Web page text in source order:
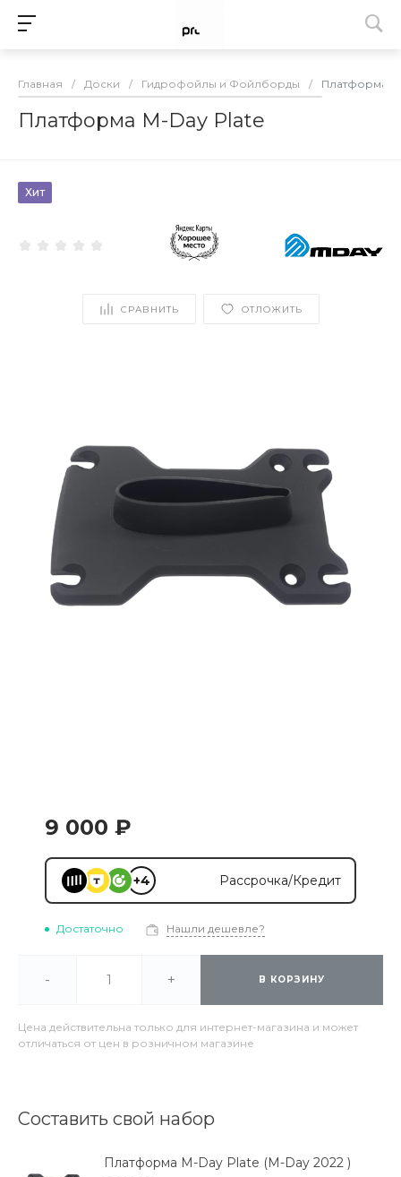
Главная / Доски / Гидрофойлы и Фойлборды / Платформа
Платформа M-Day Plate
Хит
СРАВНИТЬ ОТЛОЖИТЬ
9 000 ₽
+4 Рассрочка/Кредит
Достаточно Нашли дешевле?
- + В КОРЗИНУ
Цена действительна только для интернет-магазина и может
отличаться от цен в розничном магазине
Составить свой набор
Платформа M-Day Plate (M-Day 2022 )